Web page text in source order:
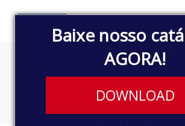
Baixe nosso
AGORA!
DOWNLOAD
367